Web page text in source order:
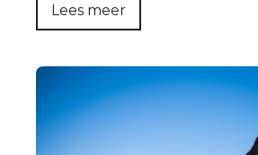
Lees meer